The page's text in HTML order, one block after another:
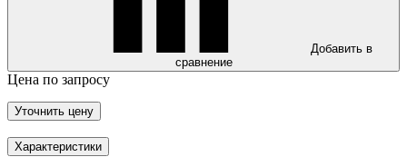
Добавить в
сравнение
Цена по запросу
Уточнить цену
Характеристики